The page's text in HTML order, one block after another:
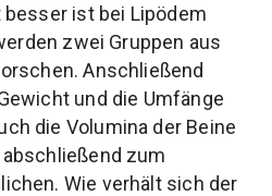
ist bei Lipödem
zwei Gruppen aus
Anschließend
und die Umfänge
die Volumina der Beine
zum
Wie verhält sich der